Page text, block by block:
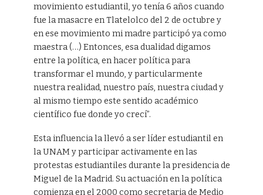
movimiento estudiantil, yo tenía 6 años cuando
fue la masacre en Tlatelolco del 2 de octubre y
en ese movimiento mi madre participó ya como
maestra (…) Entonces, esa dualidad digamos
entre la política, en hacer política para
transformar el mundo, y particularmente
nuestra realidad, nuestro país, nuestra ciudad y
al mismo tiempo este sentido académico
científico fue donde yo crecí”.
Esta influencia la llevó a ser líder estudiantil en
la UNAM y participar activamente en las
protestas estudiantiles durante la presidencia de
Miguel de la Madrid. Su actuación en la política
comienza en el 2000 como secretaria de Medio